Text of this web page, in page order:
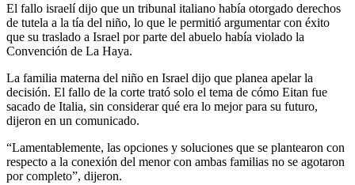
El fallo israelí dijo que un tribunal italiano había otorgado derechos
de tutela a la tía del niño, lo que le permitió argumentar con éxito
que su traslado a Israel por parte del abuelo había violado la
Convención de La Haya.
La familia materna del niño en Israel dijo que planea apelar la
decisión. El fallo de la corte trató solo el tema de cómo Eitan fue
sacado de Italia, sin considerar qué era lo mejor para su futuro,
dijeron en un comunicado.
“Lamentablemente, las opciones y soluciones que se plantearon con
respecto a la conexión del menor con ambas familias no se agotaron
por completo”, dijeron.